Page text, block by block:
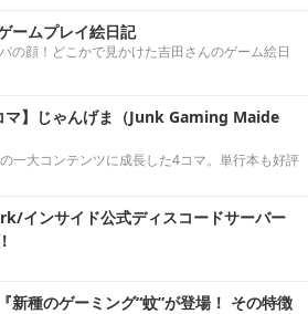
ームプレイ絵日記
の顔！どこかで見かけた吉田さんのゲーム絵日
マ】じゃんげま（Junk Gaming Maide
一大コンテンツに成長した4コマ。単行本も好評
インサイド公式ディスコードサーバー
新種のゲーミング“蚊”が登場！ その特徴